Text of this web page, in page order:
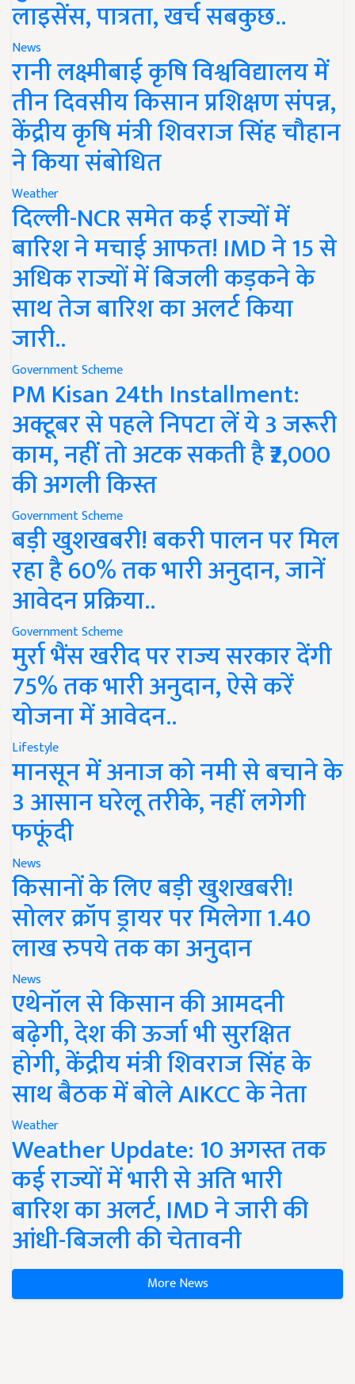
लाइसेंस, पात्रता, खर्च सबकुछ..
News
रानी लक्ष्मीबाई कृषि विश्वविद्यालय में
तीन दिवसीय किसान प्रशिक्षण संपन्न,
केंद्रीय कृषि मंत्री शिवराज सिंह चौहान
ने किया संबोधित
Weather
दिल्ली-NCR समेत कई राज्यों में
बारिश ने मचाई आफत! IMD ने 15 से
अधिक राज्यों में बिजली कड़कने के
साथ तेज बारिश का अलर्ट किया
जारी..
Government Scheme
PM Kisan 24th Installment:
अक्टूबर से पहले निपटा लें ये 3 जरूरी
काम, नहीं तो अटक सकती है ₹2,000
की अगली किस्त
Government Scheme
बड़ी खुशखबरी! बकरी पालन पर मिल
रहा है 60% तक भारी अनुदान, जानें
आवेदन प्रक्रिया..
Government Scheme
मुर्रा भैंस खरीद पर राज्य सरकार देंगी
75% तक भारी अनुदान, ऐसे करें
योजना में आवेदन..
Lifestyle
मानसून में अनाज को नमी से बचाने के
3 आसान घरेलू तरीके, नहीं लगेगी
फफूंदी
News
किसानों के लिए बड़ी खुशखबरी!
सोलर क्रॉप ड्रायर पर मिलेगा 1.40
लाख रुपये तक का अनुदान
News
एथेनॉल से किसान की आमदनी
बढ़ेगी, देश की ऊर्जा भी सुरक्षित
होगी, केंद्रीय मंत्री शिवराज सिंह के
साथ बैठक में बोले AIKCC के नेता
Weather
Weather Update: 10 अगस्त तक
कई राज्यों में भारी से अति भारी
बारिश का अलर्ट, IMD ने जारी की
आंधी-बिजली की चेतावनी
More News